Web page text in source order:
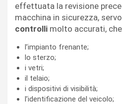
effettuata la revisione
macchina in sicurezza,
controlli molto accurati,
l’impianto frenante;
lo sterzo;
i vetri;
il telaio;
i dispositivi di visibilità;
l’identificazione del veicolo;